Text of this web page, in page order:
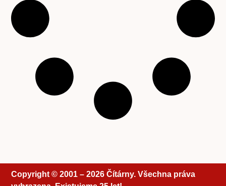
Copyright © 2001 – 2026 Čítárny. Všechna práva